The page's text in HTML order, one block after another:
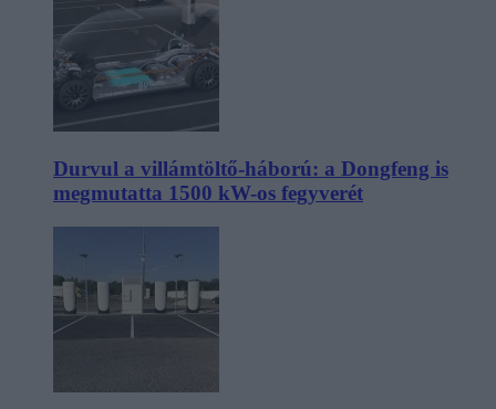
Durvul a villámtöltő-háború: a Dongfeng is
megmutatta 1500 kW-os fegyverét